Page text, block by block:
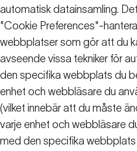
automatisk datainsamling.
"Cookie Preferences"-
webbplatser som gör att du
avseende vissa tekniker för
den specifika webbplats du
enhet och webbläsare du
(vilket innebär att du måste
varje enhet och webbläsare
med den specifika webbplats